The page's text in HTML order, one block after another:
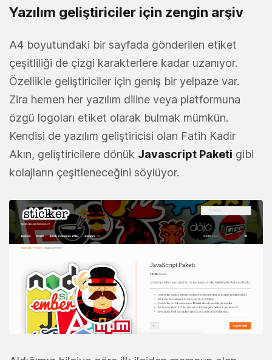
Yazılım geliştiriciler için zengin arşiv
A4 boyutundaki bir sayfada gönderilen etiket
çeşitliliği de çizgi karakterlere kadar uzanıyor.
Özellikle geliştiriciler için geniş bir yelpaze var.
Zira hemen her yazılım diline veya platformuna
özgü logoları etiket olarak bulmak mümkün.
Kendisi de yazılım geliştiricisi olan Fatih Kadir
Akın, geliştiricilere dönük Javascript Paketi gibi
kolajların çeşitleneceğini söylüyor.